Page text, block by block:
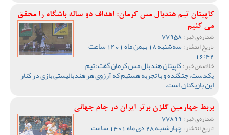
کاپیتان تیم هندبال مس کرمان: اهداف دو ساله باشگاه را محقق
می کنیم
شماره‌ی خبر :
تاریخ انتشار : سه‌شنبه 18 بهمن ماه 1401 ساعت
16:42
خلاصه‌ی خبر :کاپیتان هندبال مس کرمان گفت: تیم
یکدست، جنگنده و با تجربه هستیم که آرزوی هر هندبالیستی بازی در کنار
این بازیکنان است.
بربط چهارمین گلزن برتر ایران در جام جهانی
شماره‌ی خبر :
تاریخ انتشار : چهارشنبه 28 دی ماه 1401 ساعت